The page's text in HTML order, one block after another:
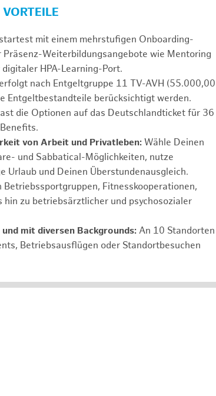
mit einem mehrstufigen Onboarding-
Weiterbildungsangebote wie Mentoring
HPA-Learning-Port.
nach Entgeltgruppe 11 TV-AVH (55.000,00
Entgeltbestandteile berücksichtigt werden.
die Optionen auf das Deutschlandticket für 36
von Arbeit und Privatleben: Wähle Deinen
und Sabbatical-Möglichkeiten, nutze
Urlaub und Deinen Überstundenausgleich.
Betriebssportgruppen, Fitnesskooperationen,
zu betriebsärztlicher und psychosozialer
mit diversen Backgrounds: An 10 Standorten
Betriebsausflügen oder Standortbesuchen